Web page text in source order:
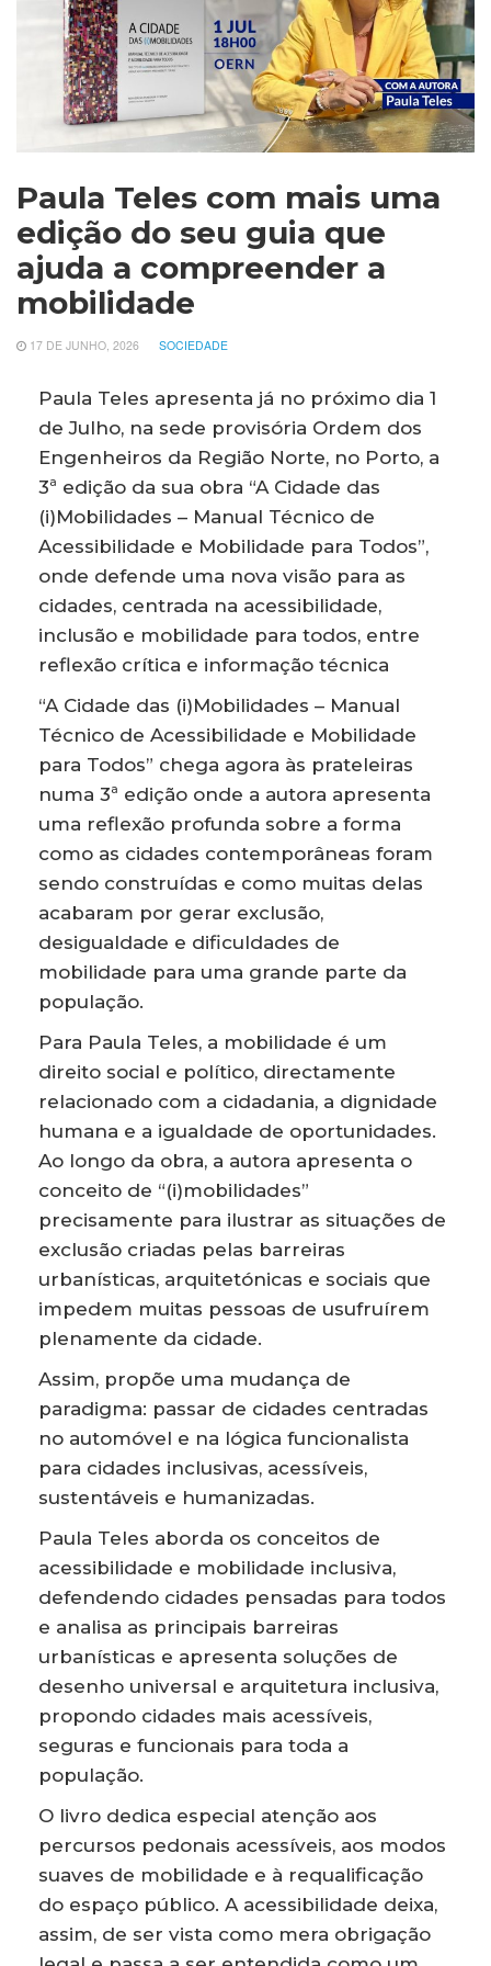
Paula Teles com mais uma
edição do seu guia que
ajuda a compreender a
mobilidade
17 DE JUNHO, 2026 SOCIEDADE
Paula Teles apresenta já no próximo dia 1
de Julho, na sede provisória Ordem dos
Engenheiros da Região Norte, no Porto, a
3ª edição da sua obra “A Cidade das
(i)Mobilidades – Manual Técnico de
Acessibilidade e Mobilidade para Todos”,
onde defende uma nova visão para as
cidades, centrada na acessibilidade,
inclusão e mobilidade para todos, entre
reflexão crítica e informação técnica
“A Cidade das (i)Mobilidades – Manual
Técnico de Acessibilidade e Mobilidade
para Todos” chega agora às prateleiras
numa 3ª edição onde a autora apresenta
uma reflexão profunda sobre a forma
como as cidades contemporâneas foram
sendo construídas e como muitas delas
acabaram por gerar exclusão,
desigualdade e dificuldades de
mobilidade para uma grande parte da
população.
Para Paula Teles, a mobilidade é um
direito social e político, directamente
relacionado com a cidadania, a dignidade
humana e a igualdade de oportunidades.
Ao longo da obra, a autora apresenta o
conceito de “(i)mobilidades”
precisamente para ilustrar as situações de
exclusão criadas pelas barreiras
urbanísticas, arquitetónicas e sociais que
impedem muitas pessoas de usufruírem
plenamente da cidade.
Assim, propõe uma mudança de
paradigma: passar de cidades centradas
no automóvel e na lógica funcionalista
para cidades inclusivas, acessíveis,
sustentáveis e humanizadas.
Paula Teles aborda os conceitos de
acessibilidade e mobilidade inclusiva,
defendendo cidades pensadas para todos
e analisa as principais barreiras
urbanísticas e apresenta soluções de
desenho universal e arquitetura inclusiva,
propondo cidades mais acessíveis,
seguras e funcionais para toda a
população.
O livro dedica especial atenção aos
percursos pedonais acessíveis, aos modos
suaves de mobilidade e à requalificação
do espaço público. A acessibilidade deixa,
assim, de ser vista como mera obrigação